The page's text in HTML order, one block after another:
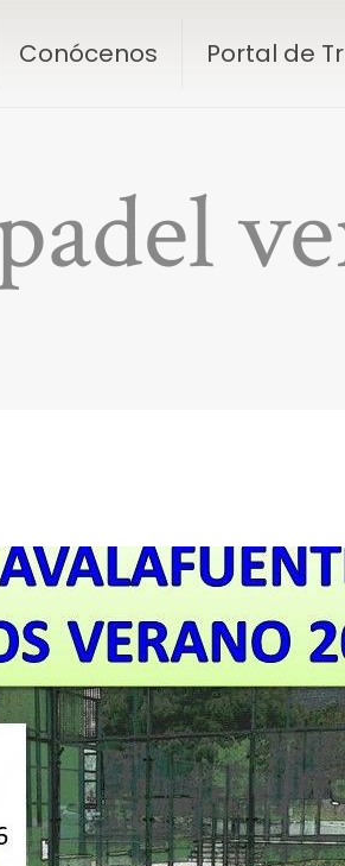
Conócenos Portal de